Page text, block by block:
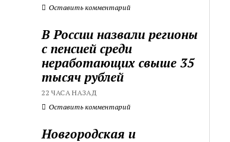
Оставить комментарий
В России назвали регионы
с пенсией среди
неработающих свыше 35
тысяч рублей
22 ЧАСА НАЗАД
Оставить комментарий
Новгородская и